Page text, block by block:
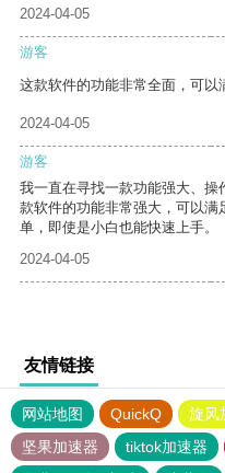
2024-04-05
游客
这款软件的功能非常全面，可以
2024-04-05
游客
我一直在寻找一款功能强大、
款软件的功能非常强大，可以
单，即使是小白也能快速上手。
2024-04-05
友情链接
网站地图 QuickQ 旋风
坚果加速器
tiktok加速器